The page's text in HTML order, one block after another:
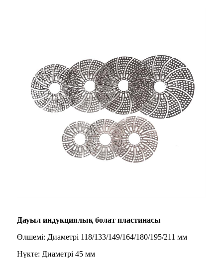
Дауыл индукциялық болат пластинасы
Өлшемі: Диаметрі 118/133/149/164/180/195/211 мм
Нүкте: Диаметрі 45 мм